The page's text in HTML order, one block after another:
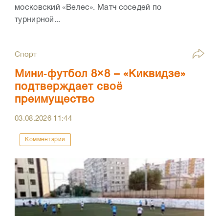
московский «Велес». Матч соседей по
турнирной...
Спорт
Мини‑футбол 8×8 – «Киквидзе»
подтверждает своё
преимущество
03.08.2026 11:44
Комментарии